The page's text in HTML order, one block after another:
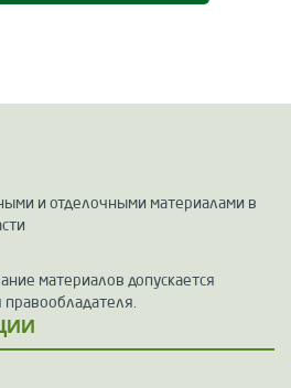
и отделочными материалами в
материалов допускается
правообладателя.